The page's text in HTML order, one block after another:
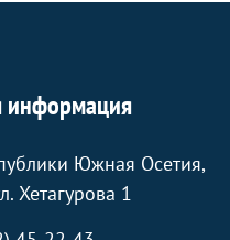
информация
Южная Осетия,
Хетагурова 1